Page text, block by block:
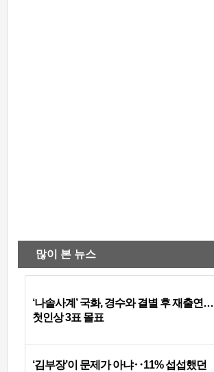
많이 본 뉴스
‘나솔사계’ 국화, 경수와 결별 후 재출연…
첫인상 3표 몰표
‘김부장’이 문제가 아냐‥11% 섭섭했던